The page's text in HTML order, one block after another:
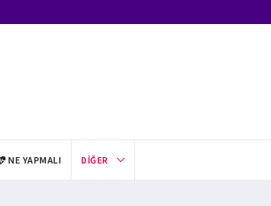
NE YAPMALI DIĞER